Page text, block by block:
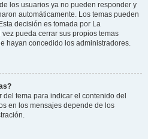
los usuarios ya no pueden responder y
automáticamente. Los temas pueden
decisión es tomada por La
pueda cerrar sus propios temas
hayan concedido los administradores.
tema para indicar el contenido del
en los mensajes depende de los